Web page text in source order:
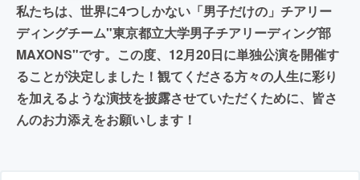
私たちは、世界に4つしかない「男子だけの」チアリー
ディングチーム"東京都立大学男子チアリーディング部
MAXONS"です。この度、12月20日に単独公演を開催す
ることが決定しました！観てくださる方々の人生に彩り
を加えるような演技を披露させていただくために、皆さ
んのお力添えをお願いします！